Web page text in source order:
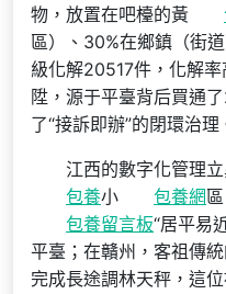
物，放置在吧檯的黃
區）、30%在鄉鎮（街
級化解20517件，化解
陞，源于平臺背后買通
了“接訴即辦”的閉環治理
江西的數字化管理
包養小 包養網區
包養留言板“居平易
平臺；在贛州，客祖傳統
完成長途調林天秤，這